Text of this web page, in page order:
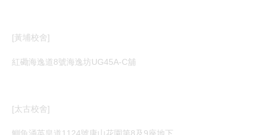
[黃埔校舍]
紅磡海逸道8號海逸坊UG45A-C舖
[太古校舍]
鰂魚涌英皇道1124號康山花園第8及9座地下